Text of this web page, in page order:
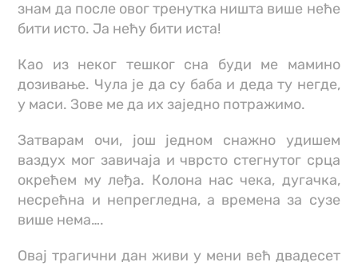
знам да после овог тренутка ништа више неће
бити исто. Ја нећу бити иста!
Као из неког тешког сна буди ме мамино
дозивање. Чула је да су баба и деда ту негде,
у маси. Зове ме да их заједно потражимо.
Затварам очи, још једном снажно удишем
ваздух мог завичаја и чврсто стегнутог срца
окрећем му леђа. Колона нас чека, дугачка,
несрећна и непрегледна, а времена за сузе
више нема….
Овај трагични дан живи у мени већ двадесет